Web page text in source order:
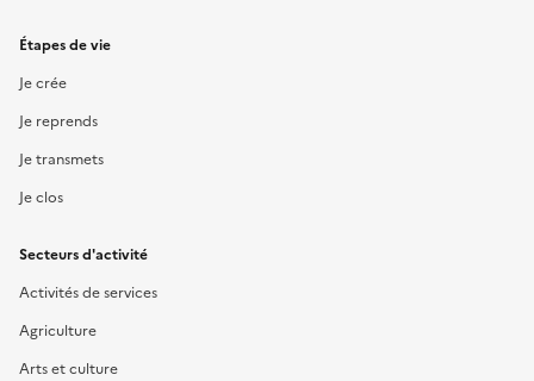
Étapes de vie
Je crée
Je reprends
Je transmets
Je clos
Secteurs d'activité
Activités de services
Agriculture
Arts et culture